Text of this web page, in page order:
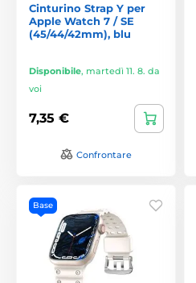
Cinturino Strap Y per
Apple Watch 7 / SE
(45/44/42mm), blu
Disponibile, martedì 11. 8. da
voi
7,35 €
Confrontare
Base